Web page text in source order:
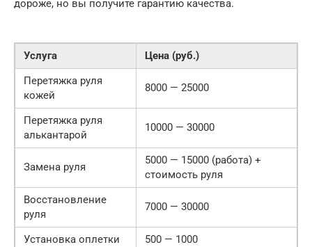
дороже, но вы получите гарантию качества.
Услуга
Цена (руб.)
Перетяжка руля
кожей
8000 — 25000
Перетяжка руля
алькантарой
10000 — 30000
Замена руля
5000 — 15000 (работа) +
стоимость руля
Восстановление
руля
7000 — 30000
Установка оплетки 500 — 1000